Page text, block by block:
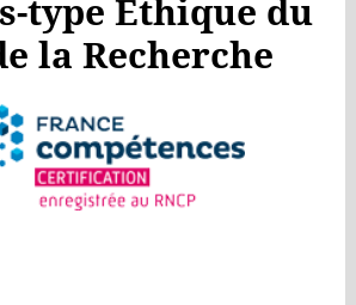
type Ethique du
la Recherche